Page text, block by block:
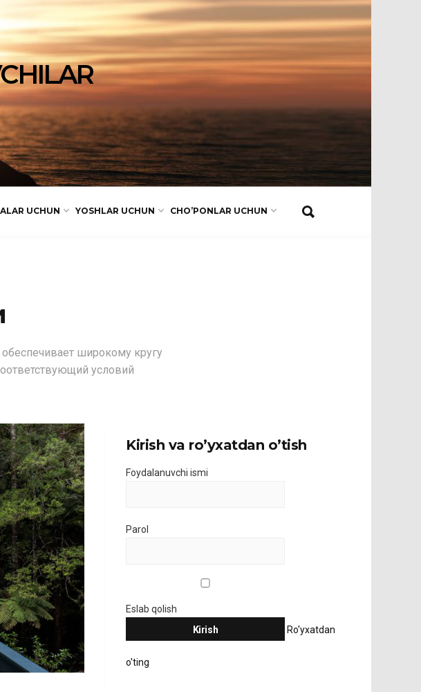
UCHUN YOSHLAR UCHUN CHO’PONLAR UCHUN
широкому кругу
условий
Kirish va ro’yxatdan o’tish
Foydalanuvchi ismi
Parol
Eslab qolish
Ro'yxatdan
o'ting